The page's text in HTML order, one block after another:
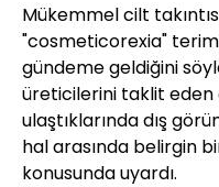
Mükemmel cilt
"cosmeticorexia"
gündeme geldiğini
üreticilerini taklit eden
ulaştıklarında dış
hal arasında belirgin
konusunda uyardı.